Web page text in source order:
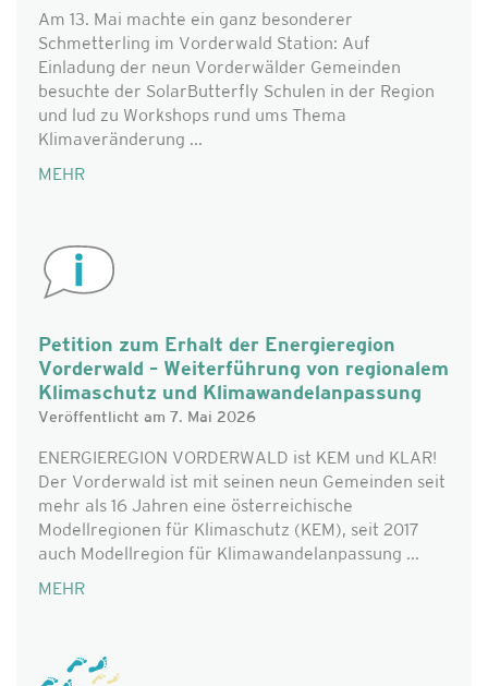
Am 13. Mai machte ein ganz besonderer
Schmetterling im Vorderwald Station: Auf
Einladung der neun Vorderwälder Gemeinden
besuchte der SolarButterfly Schulen in der Region
und lud zu Workshops rund ums Thema
Klimaveränderung ...
MEHR
Petition zum Erhalt der Energieregion
Vorderwald – Weiterführung von regionalem
Klimaschutz und Klimawandelanpassung
Veröffentlicht am 7. Mai 2026
ENERGIEREGION VORDERWALD ist KEM und KLAR!
Der Vorderwald ist mit seinen neun Gemeinden seit
mehr als 16 Jahren eine österreichische
Modellregionen für Klimaschutz (KEM), seit 2017
auch Modellregion für Klimawandelanpassung ...
MEHR